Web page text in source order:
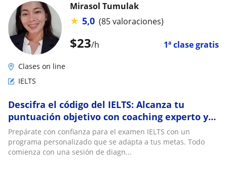
$23/h 1ª clase gratis
Mirasol Tumulak
★ 5,0 (85 valoraciones)
Clases on line
IELTS
Descifra el código del IELTS: Alcanza tu
puntuación objetivo con coaching experto y
preparación personalizada
Prepárate con confianza para el examen IELTS con un
programa personalizado que se adapta a tus metas. Todo
comienza con una sesión de diagn...